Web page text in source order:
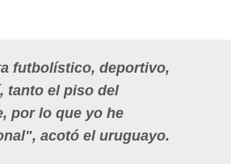
futbolístico, deportivo,
tanto el piso del
, por lo que yo he
acotó el uruguayo.